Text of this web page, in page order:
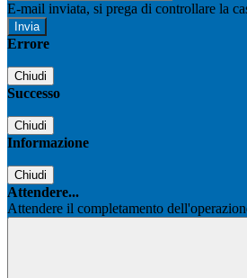
E-mail inviata, si prega di controllare la
Errore
Chiudi
Successo
Chiudi
Informazione
Chiudi
Attendere...
Attendere il completamento